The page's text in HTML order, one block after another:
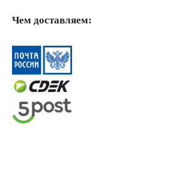
Чем доставляем: